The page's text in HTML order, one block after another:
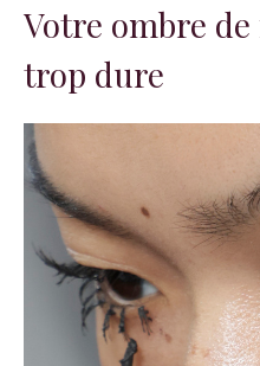
Votre ombre
trop dure